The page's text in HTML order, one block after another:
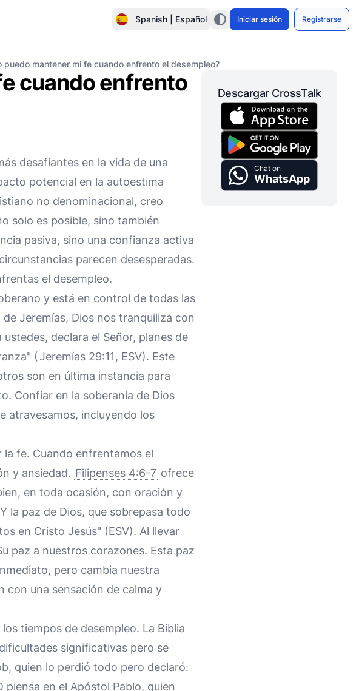
Spanish | Español Iniciar sesión Registrarse
puedo mantener mi fe cuando enfrento el desempleo?
cuando enfrento
desafiantes en la vida de una
potencial en la autoestima
no denominacional, creo
solo es posible, sino también
pasiva, sino una confianza activa
parecen desesperadas.
el desempleo.
y está en control de todas las
Jeremías, Dios nos tranquiliza con
declara el Señor, planes de
(Jeremías 29:11 , ESV). Este
son en última instancia para
Confiar en la soberanía de Dios
atravesamos, incluyendo los
fe. Cuando enfrentamos el
y ansiedad. Filipenses 4:6-7 ofrece
en toda ocasión, con oración y
la paz de Dios, que sobrepasa todo
en Cristo Jesús" (ESV). Al llevar
paz a nuestros corazones. Esta paz
pero cambia nuestra
una sensación de calma y
tiempos de desempleo. La Biblia
significativas pero se
quien lo perdió todo pero declaró:
piensa en el Apóstol Pablo, quien
Descargar CrossTalk
Chat on
WhatsApp